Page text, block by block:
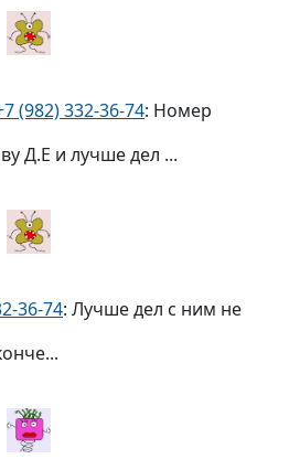
(982) 332-36-74: Номер
Д.Е и лучше дел ...
36-74: Лучше дел с ним не